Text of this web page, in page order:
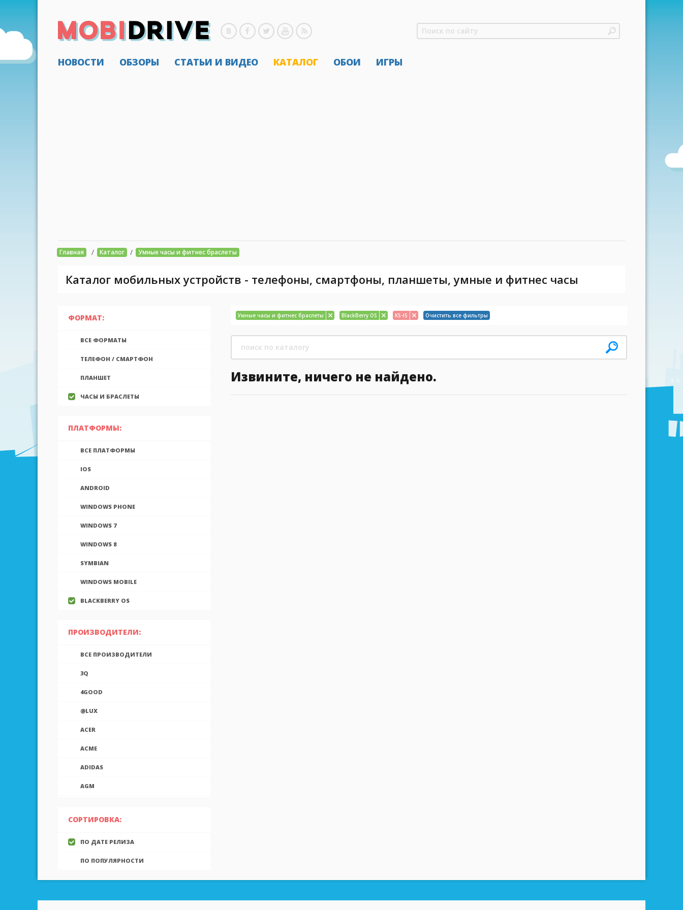
НОВОСТИ ОБЗОРЫ СТАТЬИ И ВИДЕО КАТАЛОГ ОБОИ ИГРЫ
Главная / Каталог / Умные часы и фитнес браслеты
Каталог мобильных устройств - телефоны, смартфоны, планшеты, умные и фитнес часы
ФОРМАТ:
ВСЕ ФОРМАТЫ
ТЕЛЕФОН / СМАРТФОН
ПЛАНШЕТ
ЧАСЫ И БРАСЛЕТЫ
ПЛАТФОРМЫ:
ВСЕ ПЛАТФОРМЫ
IOS
ANDROID
WINDOWS PHONE
WINDOWS 7
WINDOWS 8
SYMBIAN
WINDOWS MOBILE
BLACKBERRY OS
ПРОИЗВОДИТЕЛИ:
ВСЕ ПРОИЗВОДИТЕЛИ
3Q
4GOOD
@LUX
ACER
ACME
ADIDAS
AGM
AIGO
AINOL
AIRON
ALCATEL
ALLVIEW
СОРТИРОВКА:
ПО ДАТЕ РЕЛИЗА
ПО ПОПУЛЯРНОСТИ
Умные часы и фитнес браслеты BlackBerry OS KS-IS Очистить все фильтры
Извините, ничего не найдено.